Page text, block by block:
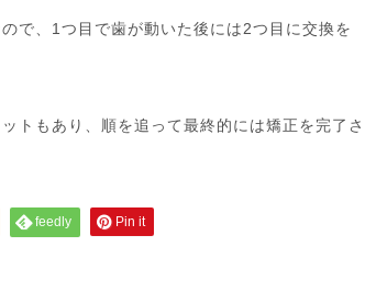
で、1つ目で歯が動いた後には2つ目に交換を
トもあり、順を追って最終的には矯正を完了さ
feedly Pin it